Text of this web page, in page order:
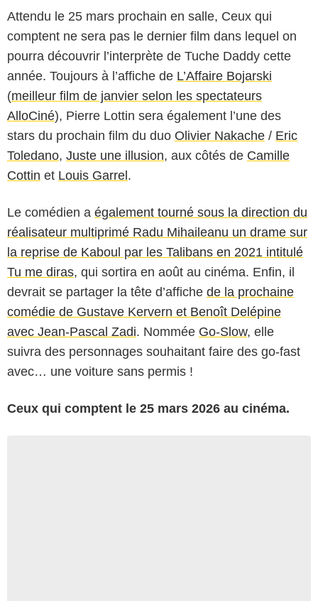
Attendu le 25 mars prochain en salle, Ceux qui
comptent ne sera pas le dernier film dans lequel on
pourra découvrir l’interprète de Tuche Daddy cette
année. Toujours à l’affiche de L’Affaire Bojarski
(meilleur film de janvier selon les spectateurs
AlloCiné), Pierre Lottin sera également l’une des
stars du prochain film du duo Olivier Nakache / Eric
Toledano, Juste une illusion, aux côtés de Camille
Cottin et Louis Garrel.
Le comédien a également tourné sous la direction du
réalisateur multiprimé Radu Mihaileanu un drame sur
la reprise de Kaboul par les Talibans en 2021 intitulé
Tu me diras, qui sortira en août au cinéma. Enfin, il
devrait se partager la tête d’affiche de la prochaine
comédie de Gustave Kervern et Benoît Delépine
avec Jean-Pascal Zadi. Nommée Go-Slow, elle
suivra des personnages souhaitant faire des go-fast
avec… une voiture sans permis !
Ceux qui comptent le 25 mars 2026 au cinéma.